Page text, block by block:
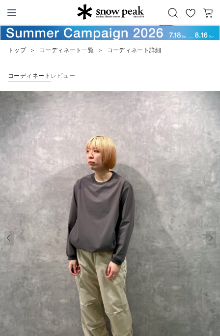
Snow Peak
お
気
カ
ー
トップ ＞ コーディネート一覧 ＞ コーディネート詳細
コーディネート レビュー